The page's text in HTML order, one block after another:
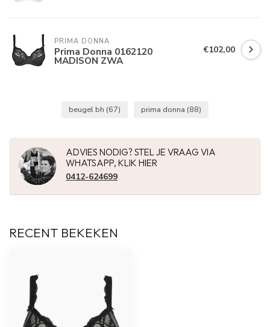
PRIMA DONNA
Prima Donna 0162120
MADISON ZWA
€102,00
beugel bh (67) prima donna (88)
ADVIES NODIG? STEL JE VRAAG VIA
WHATSAPP, KLIK HIER
0412-624699
RECENT BEKEKEN